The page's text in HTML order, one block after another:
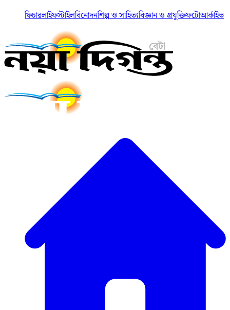
ফিচারলাইফস্টাইলবিনোদনশিল্প ও সাহিত্যবিজ্ঞান ও প্রযুক্তিফটোআর্কাইভ